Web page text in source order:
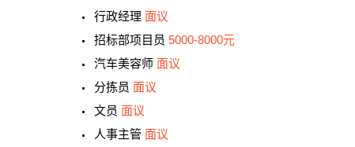
行政经理 面议
招标部项目员 5000-8000元
汽车美容师 面议
分拣员 面议
文员 面议
人事主管 面议